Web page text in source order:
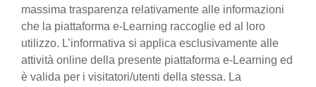
massima trasparenza relativamente alle informazioni
che la piattaforma e-Learning raccoglie ed al loro
utilizzo. L’informativa si applica esclusivamente alle
attività online della presente piattaforma e-Learning ed
è valida per i visitatori/utenti della stessa. La